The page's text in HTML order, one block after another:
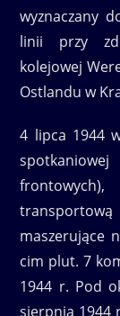
wyznaczany
linii przy
kolejowej
Ostlandu w
4 lipca 1944
maszerujące
cim plut. 7
1944 r. Pod
sierpnia 1944